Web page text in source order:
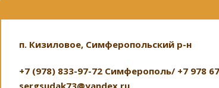
п. Кизиловое, Симферопольский р-н
+7 (978) 833-97-72 Симферополь/ +7 978
sergsudak73@yandex.ru